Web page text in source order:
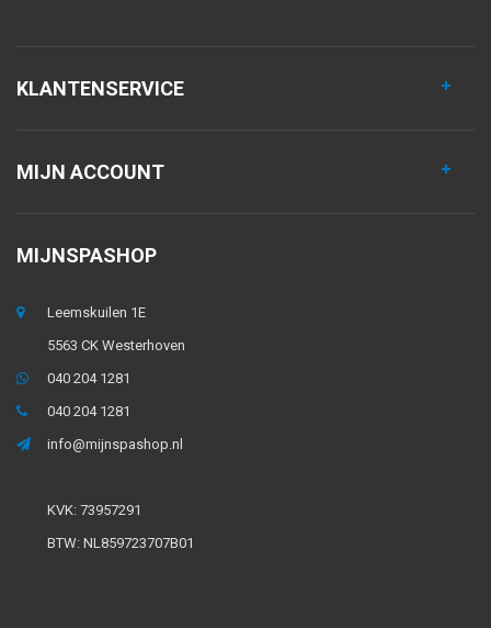
KLANTENSERVICE
MIJN ACCOUNT
MIJNSPASHOP
Leemskuilen 1E
5563 CK Westerhoven
040 204 1281
040 204 1281
info@mijnspashop.nl
KVK: 73957291
BTW: NL859723707B01